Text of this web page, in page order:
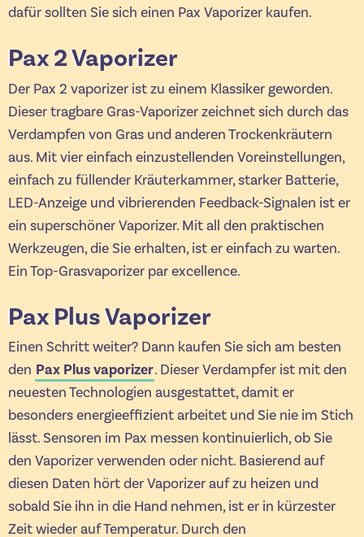
dafür sollten Sie sich einen Pax Vaporizer kaufen.
Pax 2 Vaporizer
Der Pax 2 vaporizer ist zu einem Klassiker geworden.
Dieser tragbare Gras-Vaporizer zeichnet sich durch das
Verdampfen von Gras und anderen Trockenkräutern
aus. Mit vier einfach einzustellenden Voreinstellungen,
einfach zu füllender Kräuterkammer, starker Batterie,
LED-Anzeige und vibrierenden Feedback-Signalen ist er
ein superschöner Vaporizer. Mit all den praktischen
Werkzeugen, die Sie erhalten, ist er einfach zu warten.
Ein Top-Grasvaporizer par excellence.
Pax Plus Vaporizer
Einen Schritt weiter? Dann kaufen Sie sich am besten
den Pax Plus vaporizer. Dieser Verdampfer ist mit den
neuesten Technologien ausgestattet, damit er
besonders energieeffizient arbeitet und Sie nie im Stich
lässt. Sensoren im Pax messen kontinuierlich, ob Sie
den Vaporizer verwenden oder nicht. Basierend auf
diesen Daten hört der Vaporizer auf zu heizen und
sobald Sie ihn in die Hand nehmen, ist er in kürzester
Zeit wieder auf Temperatur. Durch den